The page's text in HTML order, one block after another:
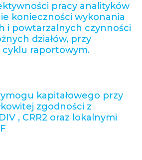
pracy analityków
konieczności wykonania
i powtarzalnych czynności
działów, przy
cyklu raportowym.
kapitałowego przy
zgodności z
, CRR2 oraz lokalnymi